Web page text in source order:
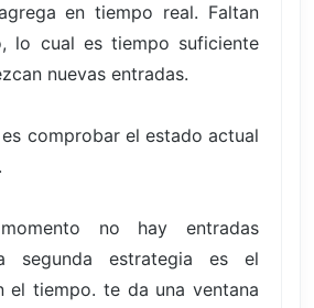
en tiempo real. Faltan
lo cual es tiempo suficiente
nuevas entradas.
comprobar el estado actual
no hay entradas
segunda estrategia es el
el tiempo. te da una ventana